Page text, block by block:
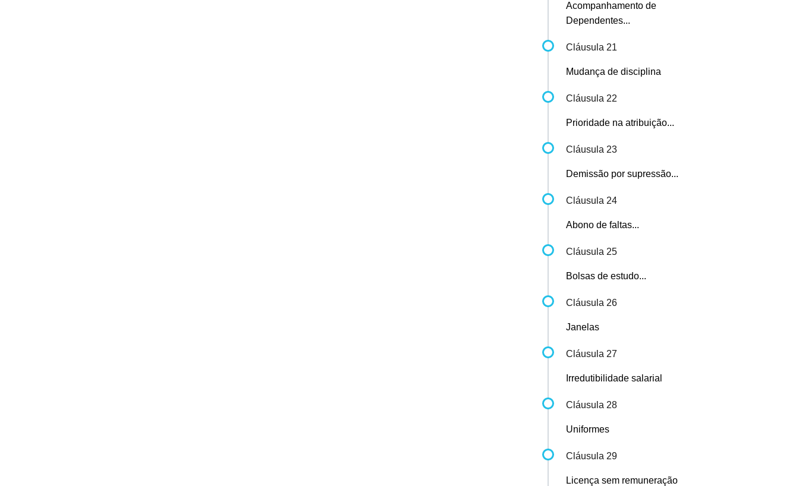
Acompanhamento de
Dependentes...
Cláusula 21
Mudança de disciplina
Cláusula 22
Prioridade na atribuição...
Cláusula 23
Demissão por supressão...
Cláusula 24
Abono de faltas...
Cláusula 25
Bolsas de estudo...
Cláusula 26
Janelas
Cláusula 27
Irredutibilidade salarial
Cláusula 28
Uniformes
Cláusula 29
Licença sem remuneração